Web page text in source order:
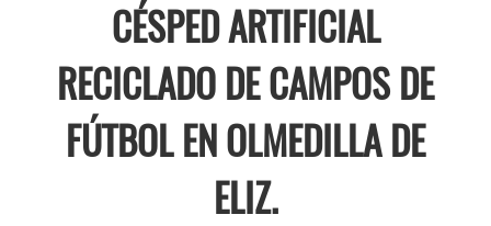
CÉSPED ARTIFICIAL
RECICLADO DE CAMPOS DE
FÚTBOL EN OLMEDILLA DE
ELIZ.